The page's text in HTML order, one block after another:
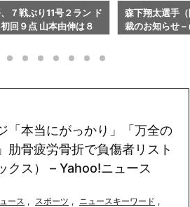
７戦ぶり11号２ラン ド
回９点 山本由伸は８
森下翔太選手
裁のお知らせ
「本当にがっかり」「万全の
肋骨疲労骨折で負傷者リスト
クス） – Yahoo!ニュース
ース , スポーツ , ニュースキーワード ,